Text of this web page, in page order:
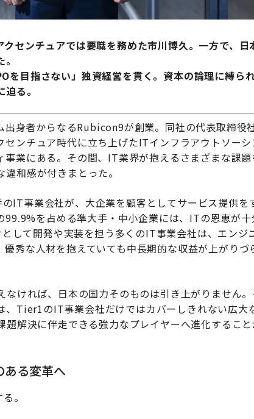
センチュアでは要職を務めた市川博久。一方で、
を目指さない」独資経営を貫く。資本の論理に縛ら
る。
身者からなるRubicon9が創業。同社の代表取締役
ンチュア時代に立ち上げたITインフラアウトソー
業にある。その間、IT業界が抱えるさまざまな課
和感が付きまとった。
IT事業会社が、大企業を顧客としてサービス提供を
99.9%を占める準大手・中小企業には、ITの恩恵が十
して開発や実装を担う多くのIT事業会社は、エンジ
秀な人材を抱えていても中長期的な収益が上がりづ
ければ、日本の国力そのものは引き上がりません。
、Tier1のIT事業会社だけではカバーしきれない広大
解決に伴走できる強力なプレイヤーへ進化するこ
る変革へ
。